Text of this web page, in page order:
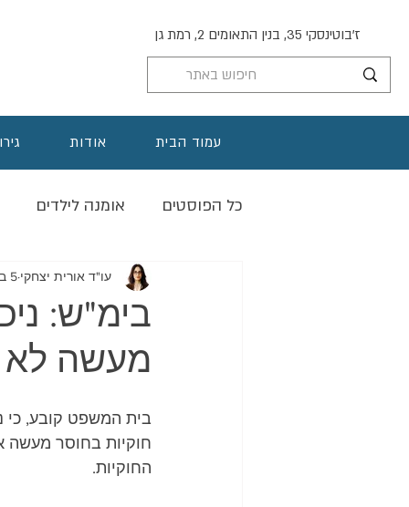
ז'בוטינסקי 35, בנין התאומים 2, רמת גן
אודות עמוד הבית
כל הפוסטים אומנה לילדים
תיאום הורי אימוץ
בימ"ש:
מעשה לא
עו"ד אורית יצחקי 5 במאי 2019
בית המשפט קובע, כי
חוקיות בחוסר מעשה
החוקיות.